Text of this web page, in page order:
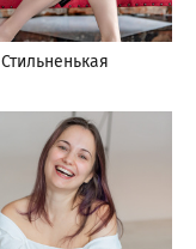
Стильненькая